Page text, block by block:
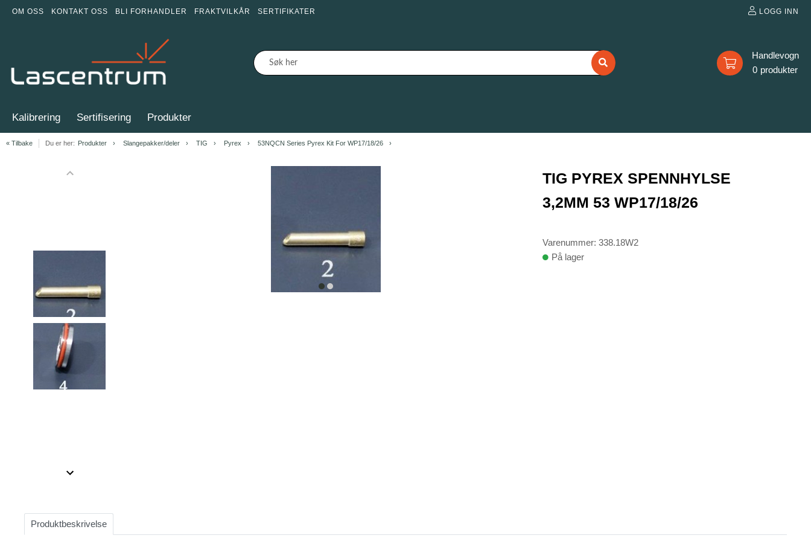
OM OSS KONTAKT OSS BLI FORHANDLER FRAKTVILKÅR SERTIFIKATER LOGG INN
0
Kalibrering Sertifisering Produkter
« Tilbake Du er her: Produkter Slangepakker/deler TIG Pyrex 53NQCN Series Pyrex Kit For WP17/18/26
of
itemitem
TIG PYREX SPENNHYLSE
3,2MM 53 WP17/18/26
Varenummer: 338.18W2
På lager
Produktbeskrivelse